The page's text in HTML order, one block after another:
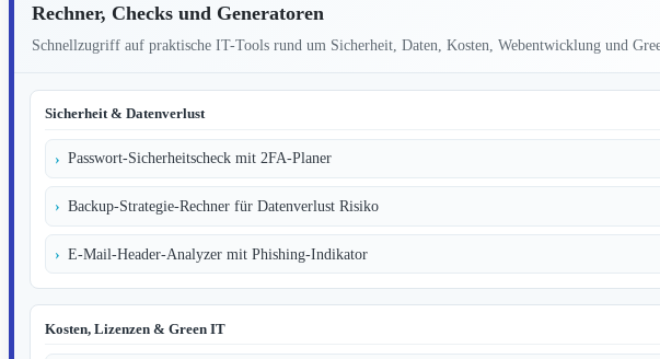
Rechner, Checks und Generatoren
Schnellzugriff auf praktische IT-Tools rund um Sicherheit, Daten, Kosten, Webentwicklung und
Sicherheit & Datenverlust
Passwort-Sicherheitscheck mit 2FA-Planer
Backup-Strategie-Rechner für Datenverlust Risiko
E-Mail-Header-Analyzer mit Phishing-Indikator
Kosten, Lizenzen & Green IT